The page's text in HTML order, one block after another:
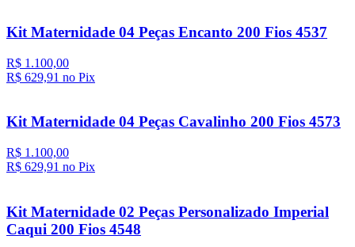
Kit Maternidade 04 Peças Encanto 200 Fios 4537
R$ 1.100,00
R$ 629,91 no Pix
Kit Maternidade 04 Peças Cavalinho 200 Fios 4573
R$ 1.100,00
R$ 629,91 no Pix
Kit Maternidade 02 Peças Personalizado Imperial
Caqui 200 Fios 4548